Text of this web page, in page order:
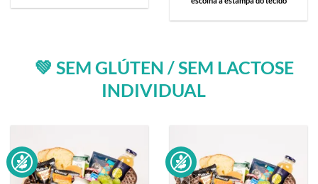
💚 SEM GLÚTEN / SEM LACTOSE
INDIVIDUAL